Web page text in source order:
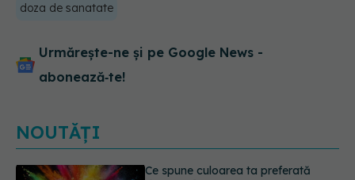
doza de sanatate
Urmărește-ne și pe Google News -
abonează‑te!
NOUTĂȚI